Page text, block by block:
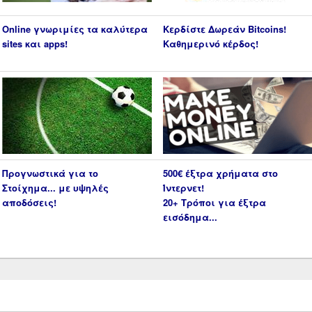
Online γνωριμίες τα καλύτερα
sites και apps!
Κερδίστε Δωρεάν Bitcoins!
Καθημερινό κέρδος!
Προγνωστικά για το
Στοίχημα... με υψηλές
αποδόσεις!
500€ έξτρα χρήματα στο
Ίντερνετ!
20+ Τρόποι για έξτρα
εισόδημα...